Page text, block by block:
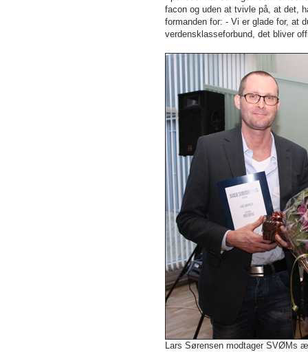
facon og uden at tvivle på, at det,
formanden for: - Vi er glade for, at
verdensklasseforbund, det bliver
Lars Sørensen modtager SVØMs